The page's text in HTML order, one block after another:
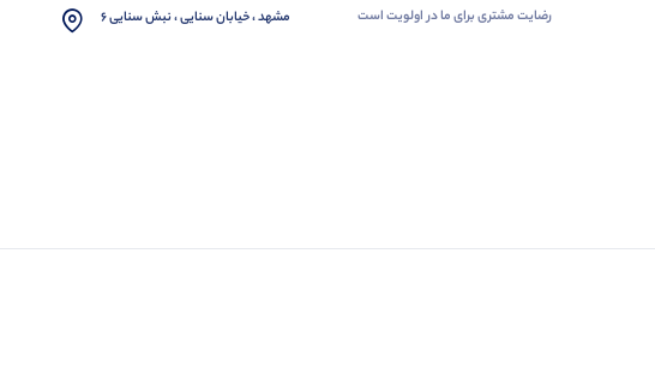
رضایت مشتری برای ما در اولویت است
مشهد ، خیابان سنایی ، نبش سنایی 6